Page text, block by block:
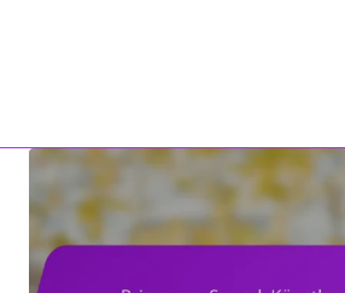
Skip to content